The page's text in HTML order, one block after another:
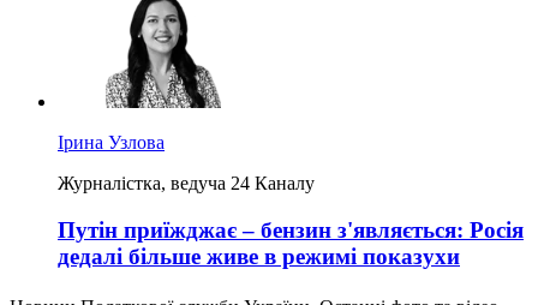
Ірина Узлова
Журналістка, ведуча 24 Каналу
Путін приїжджає – бензин з'являється: Росія
дедалі більше живе в режимі показухи